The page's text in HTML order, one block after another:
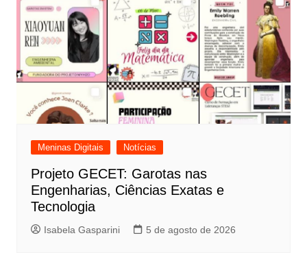
Meninas Digitais Notícias
Projeto GECET: Garotas nas
Engenharias, Ciências Exatas e
Tecnologia
Isabela Gasparini 5 de agosto de 2026